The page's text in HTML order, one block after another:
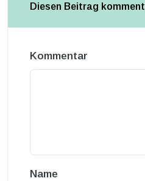
Diesen Beitrag
Kommentar
Name